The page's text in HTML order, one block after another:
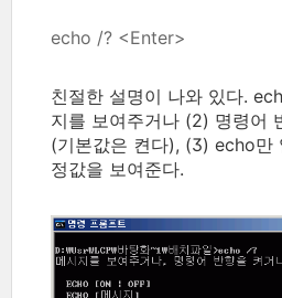
echo /? <Enter>
친절한 설명이 나와 있다.
지를 보여주거나 (2) 명령어
(기본값은 켠다), (3) echo만
정값을 보여준다.